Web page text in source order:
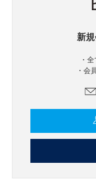
新
・
・会